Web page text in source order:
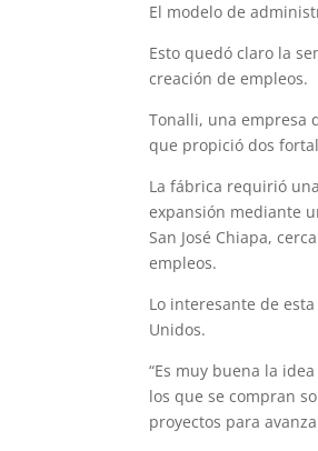
El modelo de
Esto quedó claro la
creación de empleos.
Tonalli, una empresa
que propició dos
La fábrica requirió
expansión mediante
San José Chiapa,
empleos.
Lo interesante de
Unidos.
“Es muy buena la
los que se compran
proyectos para